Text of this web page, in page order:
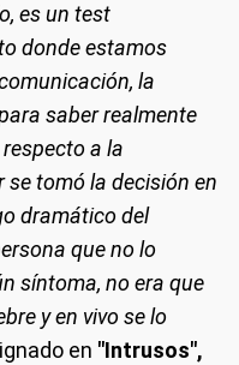
es un test
donde estamos
la
saber realmente
a la
se tomó la decisión en
dramático del
que no lo
síntoma, no era que
y en vivo se lo
en "Intrusos",